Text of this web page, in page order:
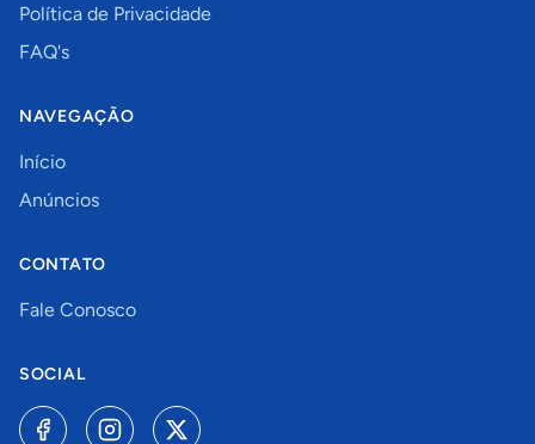
Política de Privacidade
FAQ's
NAVEGAÇÃO
Início
Anúncios
CONTATO
Fale Conosco
SOCIAL